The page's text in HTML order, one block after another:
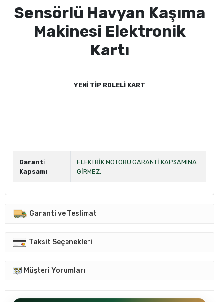
Sensörlü Havyan Kaşıma
Makinesi Elektronik
Kartı
YENİ TİP ROLELİ KART
Garanti
Kapsamı
ELEKTRİK MOTORU GARANTİ KAPSAMINA
GİRMEZ.
Garanti ve Teslimat
Taksit Seçenekleri
Müşteri Yorumları